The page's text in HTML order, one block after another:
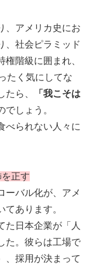
、アメリカ史にお
、社会ピラミッド
階級に囲まれ、
たく気にしてな
ら、
「我こそは
でしょう。
べられない人々に
正す
バル化が、アメ
あります。
た日本企業が「人
た。彼らは工場で
、採用が決まって